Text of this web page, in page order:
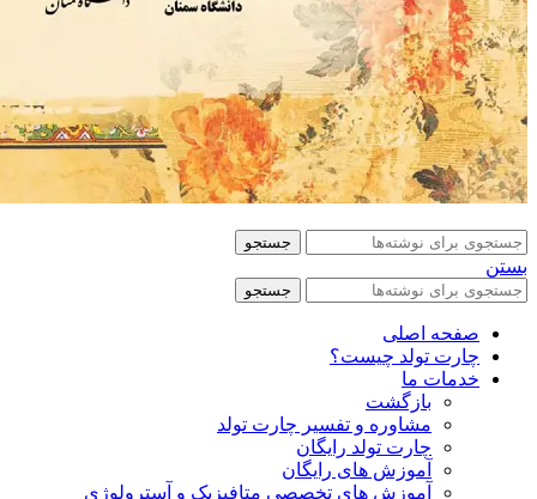
جستجو
بستن
جستجو
صفحه اصلی
چارت تولد چیست؟
خدمات ما
بازگشت
مشاوره و تفسیر چارت تولد
چارت تولد رایگان
آموزش های رایگان
آموزش های تخصصی متافیزیک و آسترولوژی